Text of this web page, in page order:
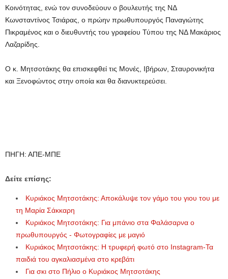
Κοινότητας, ενώ τον συνοδεύουν ο βουλευτής της ΝΔ
Κωνσταντίνος Τσιάρας, ο πρώην πρωθυπουργός Παναγιώτης
Πικραμένος και ο διευθυντής του γραφείου Τύπου της ΝΔ Μακάριος
Λαζαρίδης.
Ο κ. Μητσοτάκης θα επισκεφθεί τις Μονές, Ιβήρων, Σταυρονικήτα
και Ξενοφώντος στην οποία και θα διανυκτερεύσει.
ΠΗΓΗ: ΑΠΕ-ΜΠΕ
Δείτε επίσης:
Κυριάκος Μητσοτάκης: Αποκάλυψε τον γάμο του γιου του με
τη Μαρία Σάκκαρη
Κυριάκος Μητσοτάκης: Για μπάνιο στα Φαλάσαρνα ο
πρωθυπουργός - Φωτογραφίες με μαγιό
Κυριάκος Μητσοτάκης: Η τρυφερή φωτό στο Instagram-Τα
παιδιά του αγκαλιασμένα στο κρεβάτι
Για σκι στο Πήλιο ο Κυριάκος Μητσοτάκης